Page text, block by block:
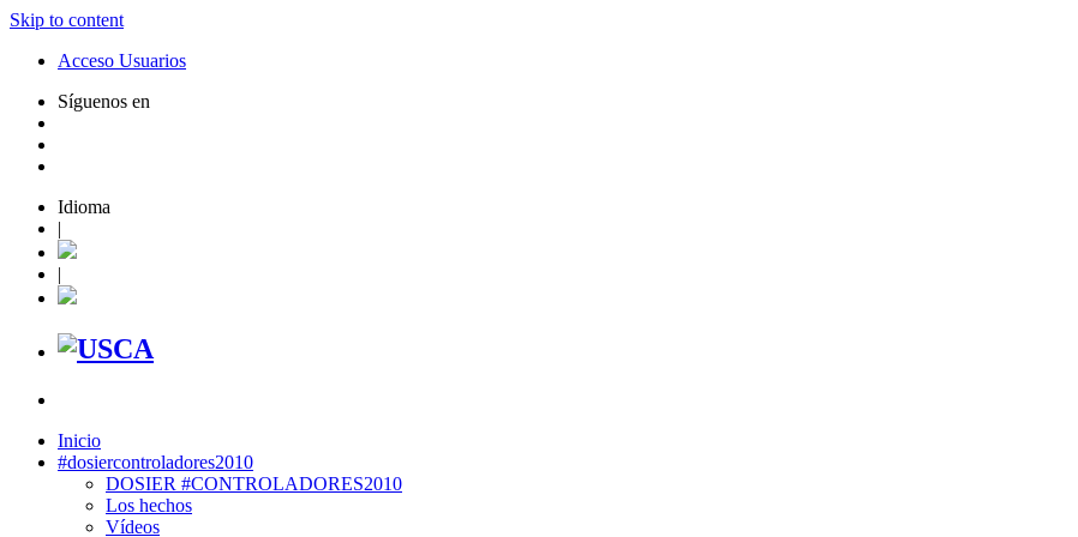
Skip to content
Acceso Usuarios
Síguenos en
Idioma
|
|
Inicio
#dosiercontroladores2010
DOSIER #CONTROLADORES2010
Los hechos
Vídeos